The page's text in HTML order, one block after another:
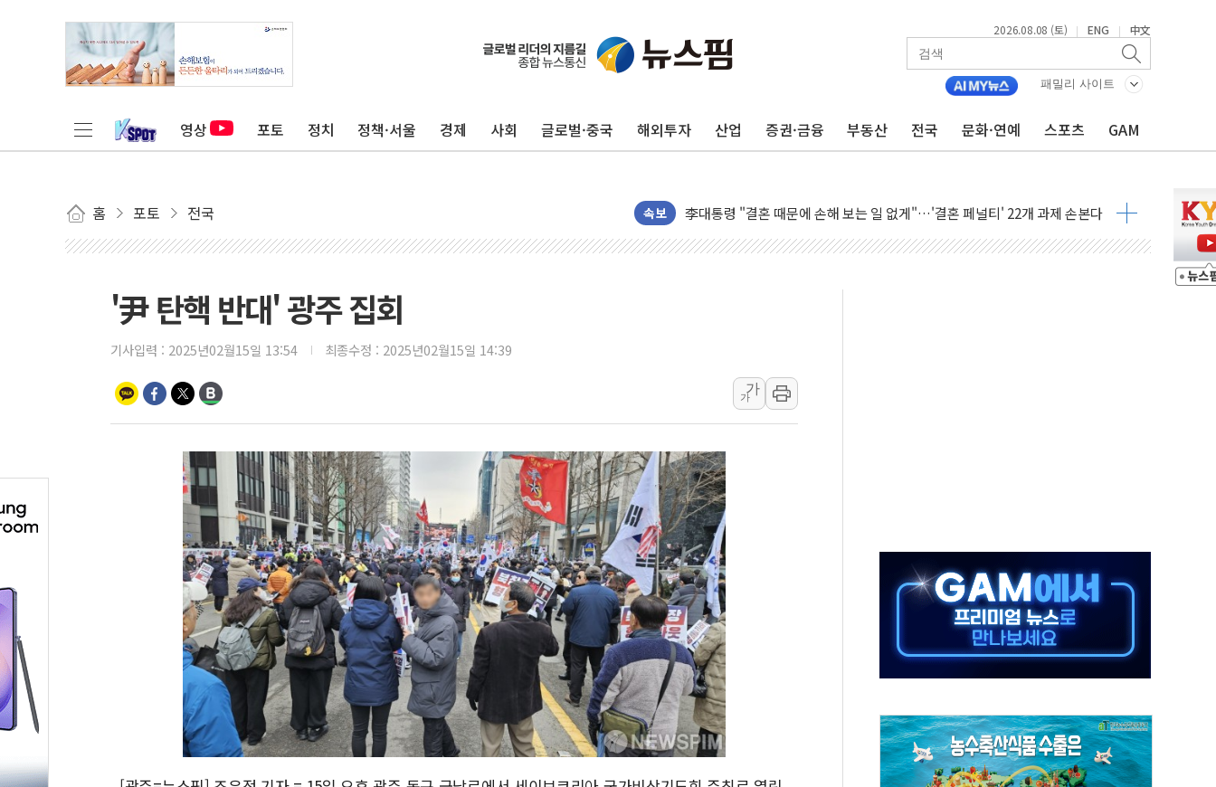
2026.08.08 (토) | ENG | 中文
패밀리 사이트
영상 포토 정치 정책·서울 경제 사회 글로벌·중국 해외투자 산업 증권·금융 부동산 전국 문화·연예 스포츠 GAM
홈 포토 전국 속보
이번주 국내 주요 금융일정(8.10~8.14)
美, 이란전 출구전략 만지작…공습 한계·탄약 부족 현실화
폐기물 수거하다 참변…60대 환경미화원 수거차에 치여 사망
서울 중랑구 주택가서 흉기 난동…60대 남성 2명 숨져
여수 오동도 인근 해상서 모터보트 전복…1명 사망·1명 실종
추미애, '위안부' 피해자 기림의 날 참석..."국제적 시민 연대로 목소리 내야"
인천서 말다툼 중 어머니 흉기 살해 10대 아들 체포
동해중부 전 해상 풍랑주의보…10일까지 최대 3.5m 높은 물결
연일 폭염에 온열질환 사망 23명…정부, 비상대응기구 가동
中 전방위 아파트 부양, 수도 베이징도 부동산 규제 철폐
인제 용대리 계곡서 수위 상승으로 피서객 7명 고립…전원 구조
동해시, 11~14일 '별똥별 멍' 운영…페르세우스 유성우 관측
강원 중·남부 동해안 시간당 50mm 이상 폭우…호우경보 발효
청양 밭에서 일하던 90대 숨져…온열질환 여부 조사
폭염에 車 운전면허 기능시험 오전 집중 편성…체감온도 38도 넘으면 중단
'尹 탄핵 반대' 광주 집회
기사입력 : 2025년02월15일 13:54 최종수정 : 2025년02월15일 14:39
가
가